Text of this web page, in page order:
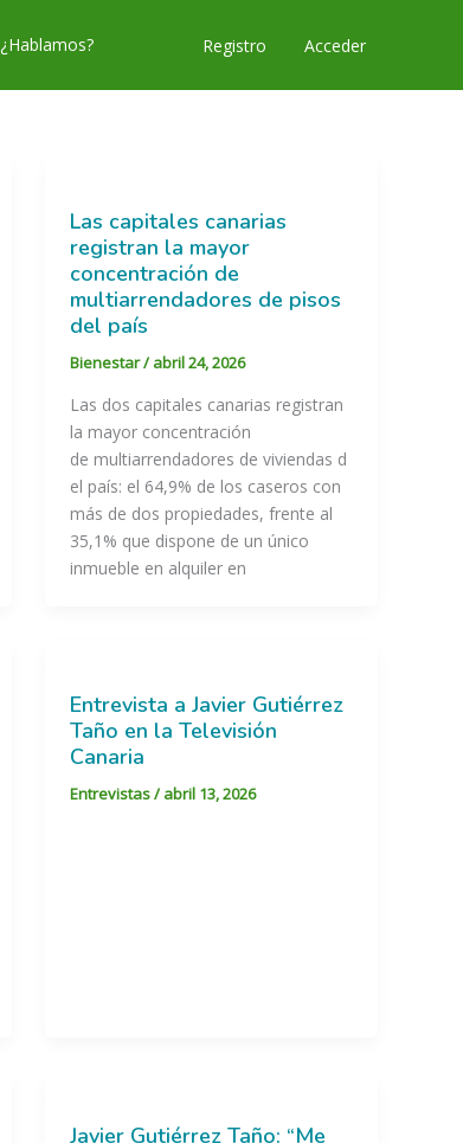
¿Hablamos? Registro Acceder
Las capitales canarias
registran la mayor
concentración de
multiarrendadores de pisos
del país
Bienestar/ abril 24, 2026
Las dos capitales canarias registran
la mayor concentración
de multiarrendadores de viviendas d
el país: el 64,9% de los caseros con
más de dos propiedades, frente al
35,1% que dispone de un único
inmueble en alquiler en
Entrevista a Javier Gutiérrez
Taño en la Televisión
Canaria
Entrevistas/ abril 13, 2026
Javier Gutiérrez Taño: “Me